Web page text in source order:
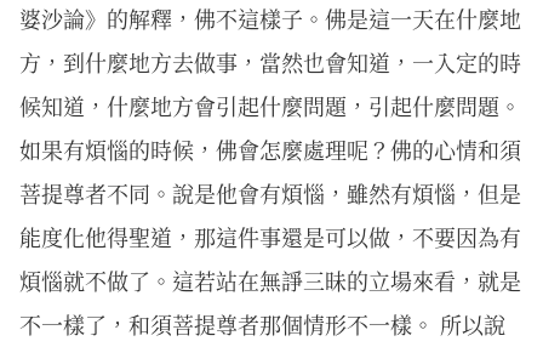
婆沙論》的解釋，佛不這樣子。佛是這一天在什麼地
方，到什麼地方去做事，當然也會知道，一入定的時
候知道，什麼地方會引起什麼問題，引起什麼問題。
如果有煩惱的時候，佛會怎麼處理呢？佛的心情和須
菩提尊者不同。說是他會有煩惱，雖然有煩惱，但是
能度化他得聖道，那這件事還是可以做，不要因為有
煩惱就不做了。這若站在無諍三昧的立場來看，就是
不一樣了，和須菩提尊者那個情形不一樣。 所以說